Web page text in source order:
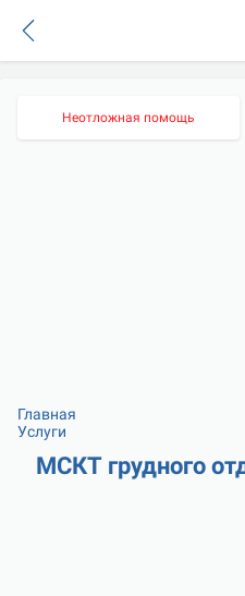
Неотложная помощь
Главная
Услуги
МСКТ грудного